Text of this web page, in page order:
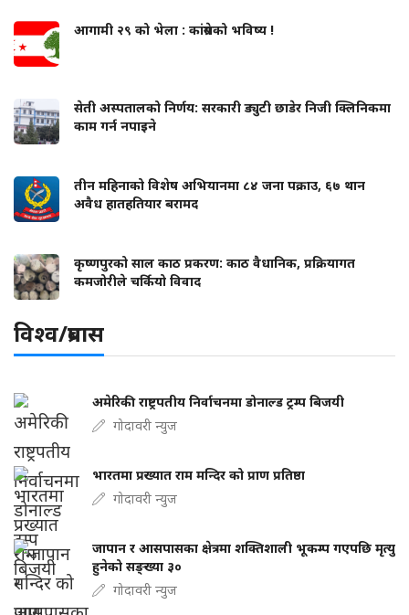
आगामी २९ को भेला : कांग्रेसको भविष्य !
सेती अस्पतालको निर्णय: सरकारी ड्युटी छाडेर निजी क्लिनिकमा
काम गर्न नपाइने
तीन महिनाको विशेष अभियानमा ८४ जना पक्राउ, ६७ थान
अवैध हातहतियार बरामद
कृष्णपुरको साल काठ प्रकरण: काठ वैधानिक, प्रक्रियागत
कमजोरीले चर्कियो विवाद
विश्व/प्रबास
अमेरिकी राष्ट्रपतीय निर्वाचनमा डोनाल्ड ट्रम्प बिजयी
गोदावरी न्युज
भारतमा प्रख्यात राम मन्दिर को प्राण प्रतिष्ठा
गोदावरी न्युज
जापान र आसपासका क्षेत्रमा शक्तिशाली भूकम्प गएपछि मृत्यु
हुनेको सङ्ख्या ३०
गोदावरी न्युज